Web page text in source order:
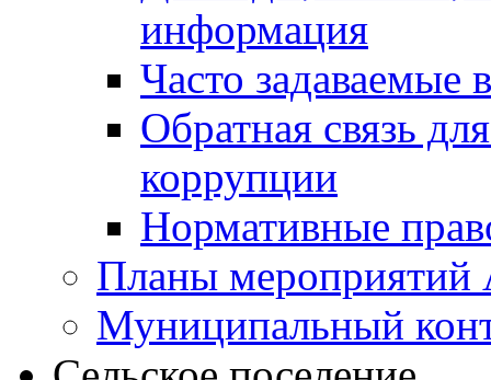
информация
Часто задаваемые
Обратная связь
коррупции
Нормативные
Планы мероприятий
Муниципальный